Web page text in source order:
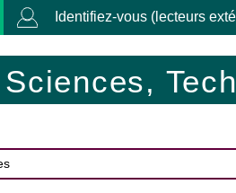
Identifiez-vous (lecteurs